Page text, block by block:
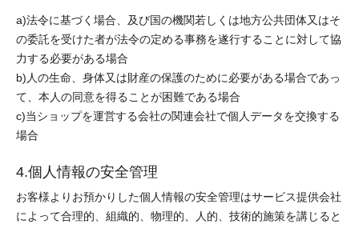
a)法令に基づく場合、及び国の機関若しくは地方公共団体又はそ
の委託を受けた者が法令の定める事務を遂行することに対して協
力する必要がある場合
b)人の生命、身体又は財産の保護のために必要がある場合であっ
て、本人の同意を得ることが困難である場合
c)当ショップを運営する会社の関連会社で個人データを交換する
場合
4.個人情報の安全管理
お客様よりお預かりした個人情報の安全管理はサービス提供会社
によって合理的、組織的、物理的、人的、技術的施策を講じると